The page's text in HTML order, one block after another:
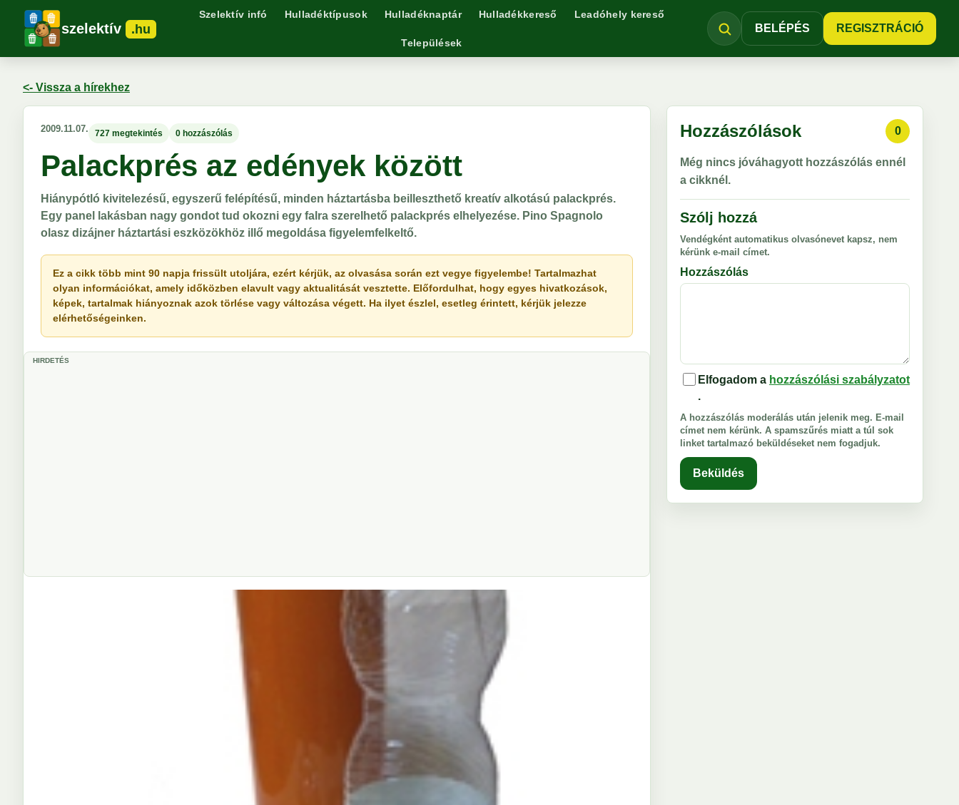
szelektív .hu
Szelektív infó Hulladéktípusok Hulladéknaptár Hulladékkereső Leadóhely kereső
Települések
BELÉPÉS REGISZTRÁCIÓ
<- Vissza a hírekhez
2009.11.07. 727 megtekintés 0 hozzászólás
Palackprés az edények között
Hiánypótló kivitelezésű, egyszerű felépítésű, minden háztartásba beilleszthető kreatív alkotású palackprés.
Egy panel lakásban nagy gondot tud okozni egy falra szerelhető palackprés elhelyezése. Pino Spagnolo
olasz dizájner háztartási eszközökhöz illő megoldása figyelemfelkeltő.
Ez a cikk több mint 90 napja frissült utoljára, ezért kérjük, az olvasása során ezt vegye figyelembe! Tartalmazhat
olyan információkat, amely időközben elavult vagy aktualitását vesztette. Előfordulhat, hogy egyes hivatkozások,
képek, tartalmak hiányoznak azok törlése vagy változása végett. Ha ilyet észlel, esetleg érintett, kérjük jelezze
elérhetőségeinken.
HIRDETÉS
Hozzászólások 0
Még nincs jóváhagyott hozzászólás ennél
a cikknél.
Szólj hozzá
Vendégként automatikus olvasónevet kapsz, nem
kérünk e-mail címet.
Hozzászólás
Elfogadom a hozzászólási szabályzatot
.
A hozzászólás moderálás után jelenik meg. E-mail
címet nem kérünk. A spamszűrés miatt a túl sok
linket tartalmazó beküldéseket nem fogadjuk.
Beküldés